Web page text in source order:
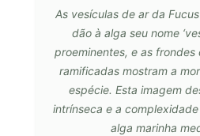
As vesículas de ar da
dão à alga seu nome
proeminentes, e as
ramificadas mostram a
espécie. Esta imagem
intrínseca e a
alga marinha